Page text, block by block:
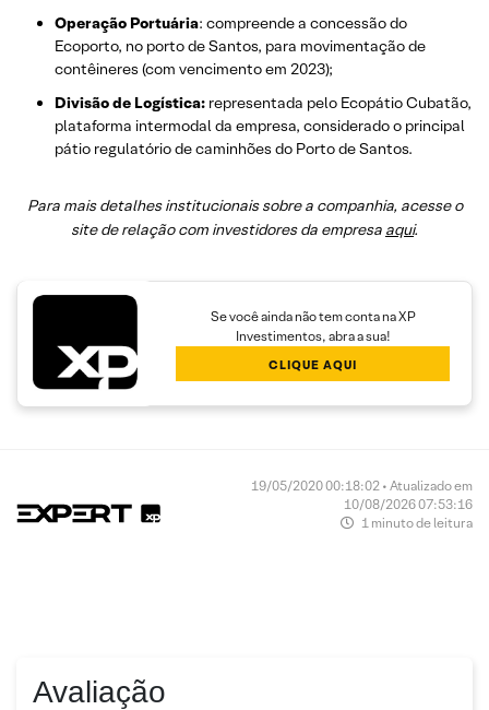
Operação Portuária: compreende a concessão do
Ecoporto, no porto de Santos, para movimentação de
contêineres (com vencimento em 2023);
Divisão de Logística: representada pelo Ecopátio Cubatão,
plataforma intermodal da empresa, considerado o principal
pátio regulatório de caminhões do Porto de Santos.
Para mais detalhes institucionais sobre a companhia, acesse o
site de relação com investidores da empresa aqui.
Se você ainda não tem conta na XP
Investimentos, abra a sua!
CLIQUE AQUI
19/05/2020 00:18:02 • Atualizado em
10/08/2026 07:53:16
1 minuto de leitura
Avaliação